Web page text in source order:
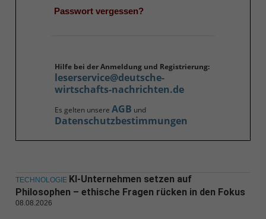
Passwort vergessen?
Hilfe bei der Anmeldung und Registrierung:
leserservice@deutsche-
wirtschafts-nachrichten.de
Es gelten unsere AGB und
Datenschutzbestimmungen
TECHNOLOGIE KI-Unternehmen setzen auf
Philosophen – ethische Fragen rücken in den Fokus
08.08.2026